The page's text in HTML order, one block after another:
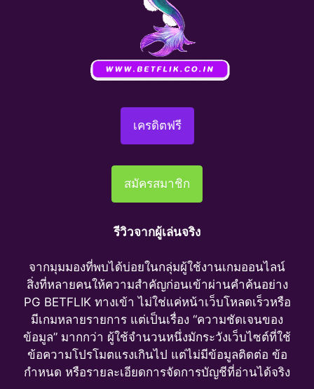
เครดิตฟรี
สมัครสมาชิก
รีวิวจากผู้เล่นจริง
จากมุมมองที่พบได้บ่อยในกลุ่มผู้ใช้งานเกมออนไลน์
สิ่งที่หลายคนให้ความสำคัญก่อนเข้าผ่านคำค้นอย่าง
PG BETFLIK ทางเข้า ไม่ใช่แค่หน้าเว็บโหลดเร็วหรือ
มีเกมหลายรายการ แต่เป็นเรื่อง “ความชัดเจนของ
ข้อมูล” มากกว่า ผู้ใช้จำนวนหนึ่งมักระวังเว็บไซต์ที่ใช้
ข้อความโปรโมตแรงเกินไป แต่ไม่มีข้อมูลติดต่อ ข้อ
กำหนด หรือรายละเอียดการจัดการบัญชีที่อ่านได้จริง